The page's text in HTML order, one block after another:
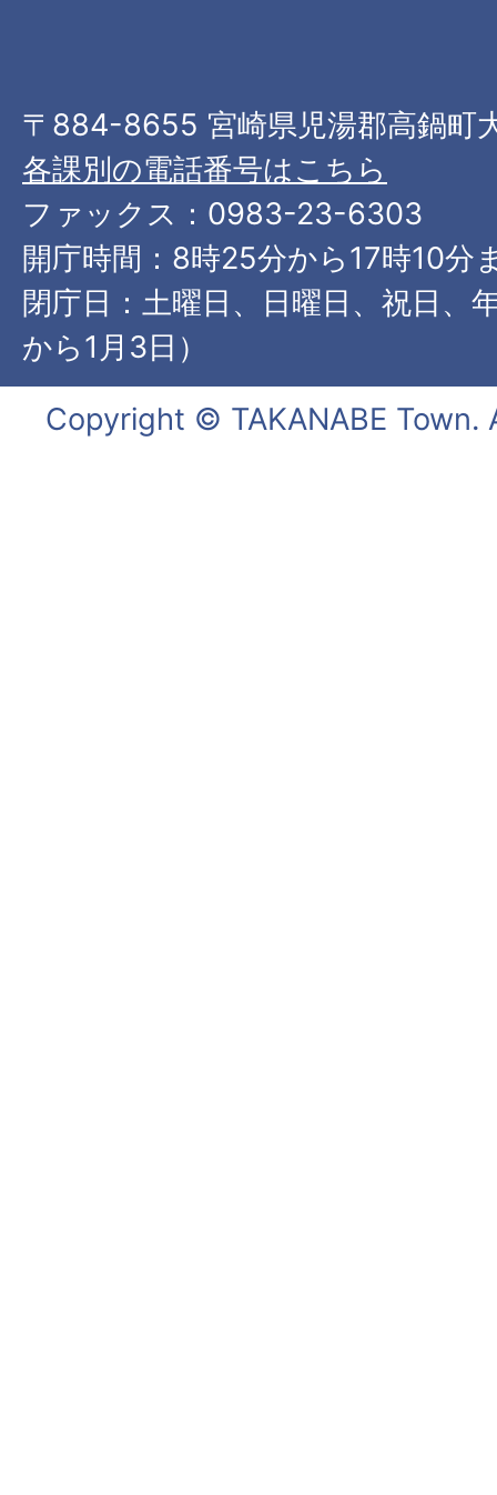
〒884-8655 宮崎県児湯郡高鍋町
各課別の電話番号はこちら
ファックス：0983-23-6303
開庁時間：8時25分から17時10分
閉庁日：土曜日、日曜日、祝日、
から1月3日）
Copyright © TAKANABE Town.